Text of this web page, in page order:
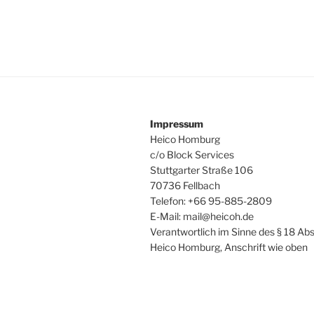
Impressum
Heico Homburg
c/o Block Services
Stuttgarter Straße 106
70736 Fellbach
Telefon: +66 95-885-2809
E-Mail: mail@heicoh.de
Verantwortlich im Sinne des § 18
Heico Homburg, Anschrift wie oben